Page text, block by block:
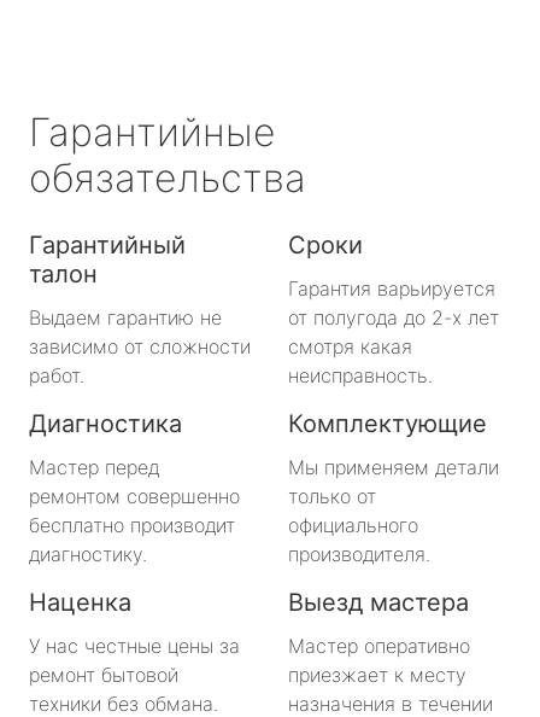
Гарантийные
обязательства
Гарантийный
талон
Выдаем гарантию не
зависимо от сложности
работ.
Сроки
Гарантия варьируется
от полугода до 2-х лет
смотря какая
неисправность.
Диагностика
Мастер перед
ремонтом совершенно
бесплатно производит
диагностику.
Комплектующие
Мы применяем детали
только от
официального
производителя.
Наценка
У нас честные цены за
ремонт бытовой
техники без обмана.
Выезд мастера
Мастер оперативно
приезжает к месту
назначения в течении